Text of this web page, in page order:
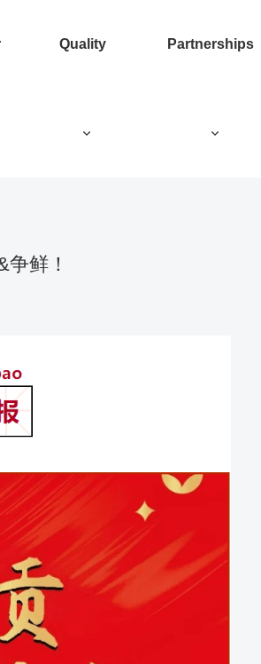
Quality Partnerships
鲜！